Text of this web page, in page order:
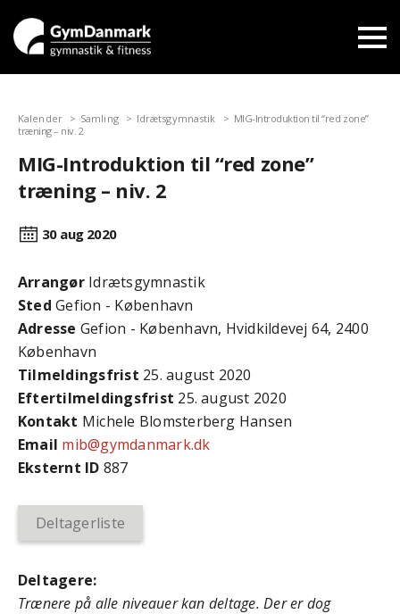
Kalender Samling Idrætsgymnastik
MIG-Introduktion til “red zone”
træning – niv. 2
MIG-Introduktion til “red zone”
træning – niv. 2
30 aug 2020
ArrangørIdrætsgymnastik
Sted Gefion - København
Adresse Gefion - København, Hvidkildevej 64, 2400
København
Tilmeldingsfrist 25. august 2020
Efter­tilmeldings­frist 25. august 2020
Kontakt Michele Blomsterberg Hansen
Email mib@gymdanmark.dk
Eksternt ID 887
Deltagerliste
Deltagere:
Trænere på alle niveauer kan deltage. Der er dog